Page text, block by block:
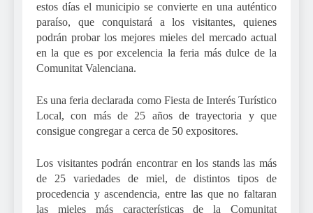
estos días el municipio se convierte en una auténtico
paraíso, que conquistará a los visitantes, quienes
podrán probar los mejores mieles del mercado actual
en la que es por excelencia la feria más dulce de la
Comunitat Valenciana.
Es una feria declarada como Fiesta de Interés Turístico
Local, con más de 25 años de trayectoria y que
consigue congregar a cerca de 50 expositores.
Los visitantes podrán encontrar en los stands las más
de 25 variedades de miel, de distintos tipos de
procedencia y ascendencia, entre las que no faltaran
las mieles más características de la Comunitat